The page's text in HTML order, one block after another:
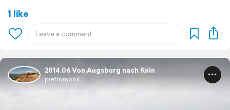
1 like
2014.06 Von Augsburg nach Köln
pietromobil